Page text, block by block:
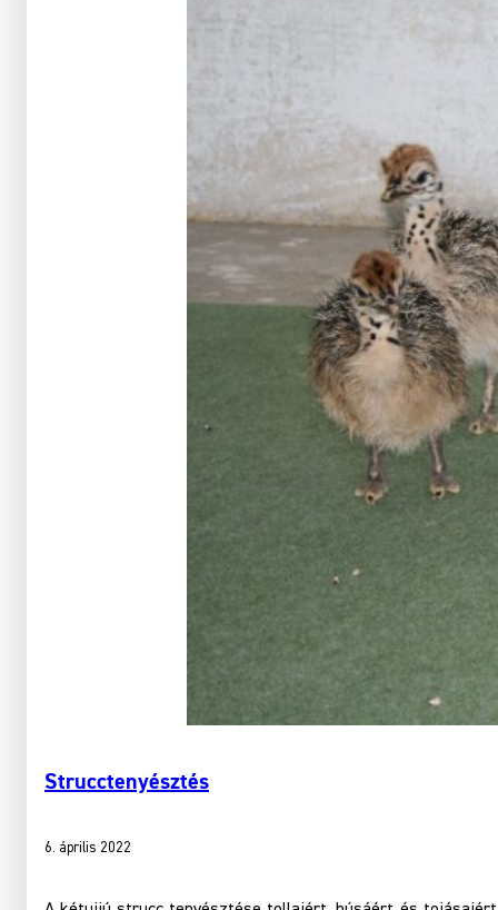
Strucctenyésztés
6. április 2022